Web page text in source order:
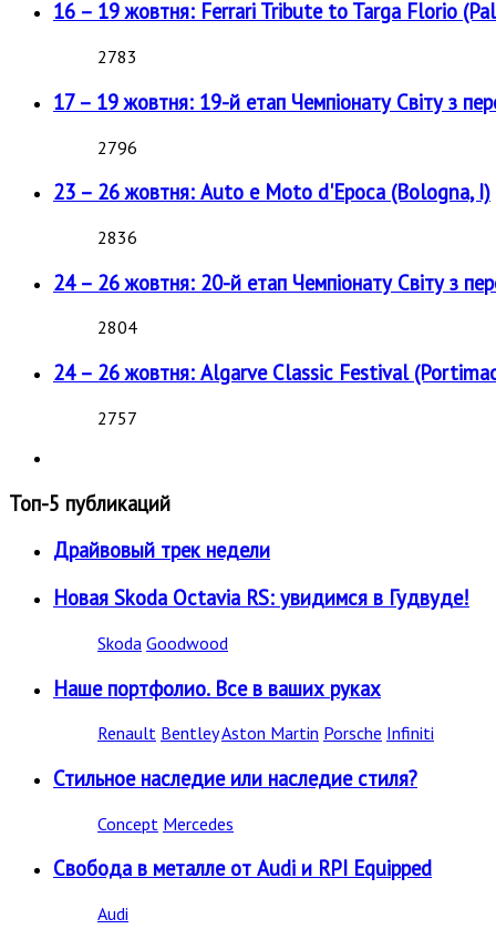
16 – 19 жовтня: Ferrari Tribute to Targa Florio
2783
17 – 19 жовтня: 19-й етап Чемпіонату Світу з
2796
23 – 26 жовтня: Auto e Moto d'Epoca (Bologna, I)
2836
24 – 26 жовтня: 20-й етап Чемпіонату Світу з
2804
24 – 26 жовтня: Algarve Classic Festival
2757
Топ-5 публикаций
Драйвовый трек недели
Новая Skoda Octavia RS: увидимся в Гудвуде!
Skoda Goodwood
Наше портфолио. Все в ваших руках
Renault BentleyAston Martin Porsche Infiniti
Стильное наследие или наследие стиля?
Concept Mercedes
Свобода в металле от Audi и RPI Equipped
Audi